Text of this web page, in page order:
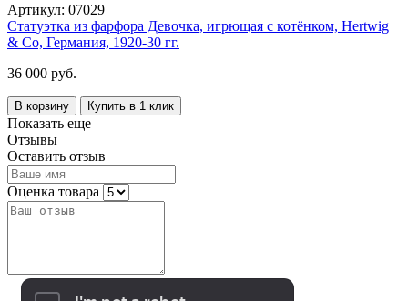
Артикул: 07029
Статуэтка из фарфора Девочка, игрющая с котёнком, Hertwig
& Co, Германия, 1920-30 гг.
36 000 руб.
В корзину Купить в 1 клик
Показать еще
Отзывы
Оставить отзыв
Оценка товара